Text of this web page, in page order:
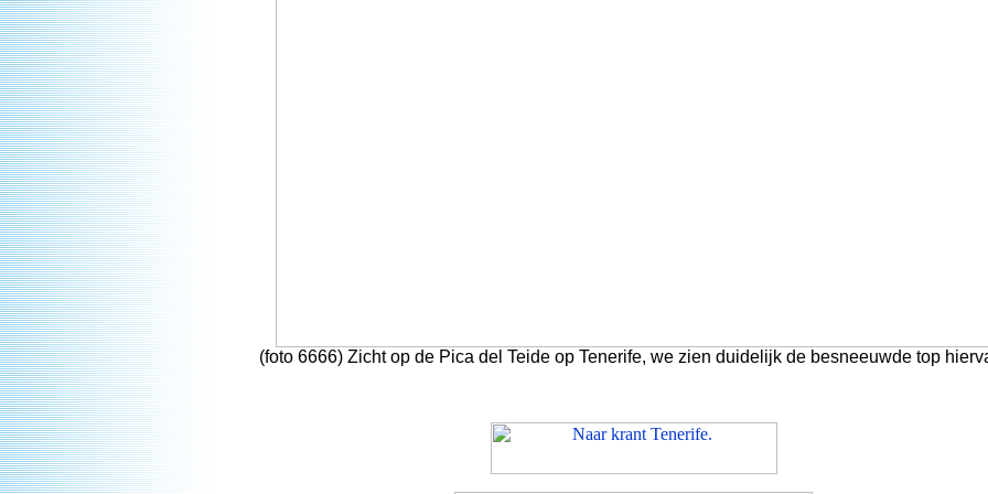
(foto 6666) Zicht op de Pica del Teide op Tenerife, we zien duidelijk de besneeuwde top